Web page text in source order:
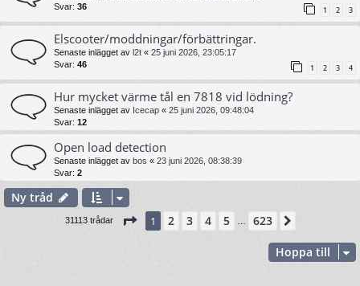
Svar: 36 1 2 3
Elscooter/moddningar/förbättringar.
Senaste inlägget av l2t « 25 juni 2026, 23:05:17
Svar: 46 1 2 3 4
Hur mycket värme tål en 7818 vid lödning?
Senaste inlägget av Icecap « 25 juni 2026, 09:48:04
Svar: 12
Open load detection
Senaste inlägget av bos « 23 juni 2026, 08:38:39
Svar: 2
Ny tråd
31113 trådar Sida 1av623
1 2 3 4 5 623
Hoppa till